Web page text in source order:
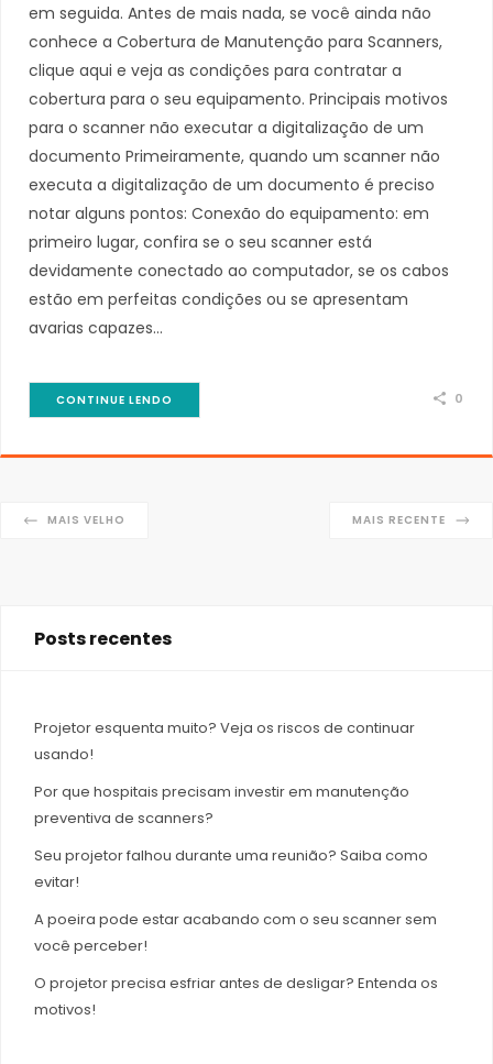
em seguida. Antes de mais nada, se você ainda não
conhece a Cobertura de Manutenção para Scanners,
clique aqui e veja as condições para contratar a
cobertura para o seu equipamento. Principais motivos
para o scanner não executar a digitalização de um
documento Primeiramente, quando um scanner não
executa a digitalização de um documento é preciso
notar alguns pontos: Conexão do equipamento: em
primeiro lugar, confira se o seu scanner está
devidamente conectado ao computador, se os cabos
estão em perfeitas condições ou se apresentam
avarias capazes…
CONTINUE LENDO 0
MAIS VELHO MAIS RECENTE
Posts recentes
Projetor esquenta muito? Veja os riscos de continuar
usando!
Por que hospitais precisam investir em manutenção
preventiva de scanners?
Seu projetor falhou durante uma reunião? Saiba como
evitar!
A poeira pode estar acabando com o seu scanner sem
você perceber!
O projetor precisa esfriar antes de desligar? Entenda os
motivos!